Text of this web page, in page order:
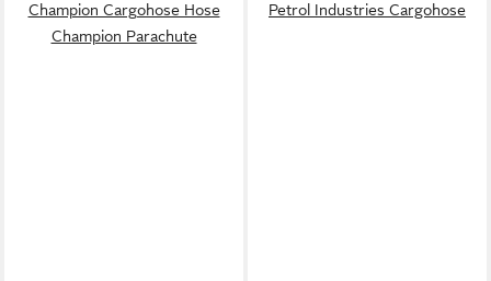
Champion Cargohose Hose
Champion Parachute
Petrol Industries Cargohose